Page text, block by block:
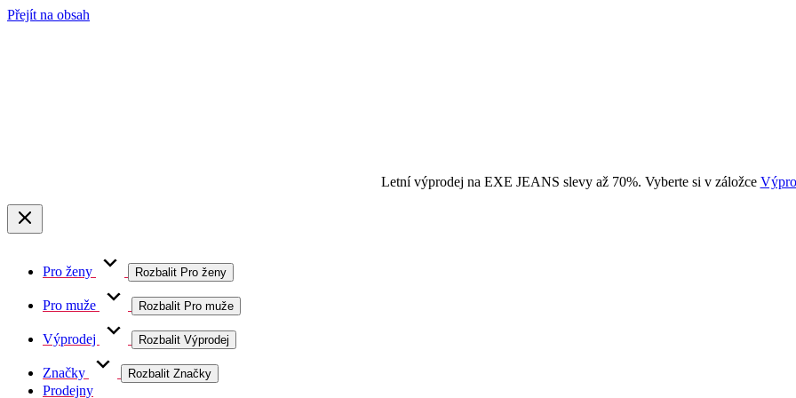
Přejít na obsah
Letní výprodej na EXE JEANS slevy až 70%. Vyberte si v záložce
Pro ženy Rozbalit Pro ženy
Pro muže Rozbalit Pro muže
Výprodej Rozbalit Výprodej
Značky Rozbalit Značky
Prodejny